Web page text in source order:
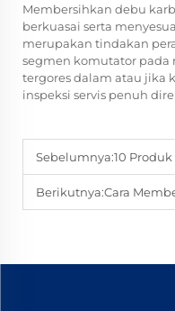
Membersihkan debu
berkuasai serta
merupakan tindakan
segmen komutator pada
tergores dalam atau jika
inspeksi servis penuh
Sebelumnya:10 Produk
Berikutnya:Cara Memberi